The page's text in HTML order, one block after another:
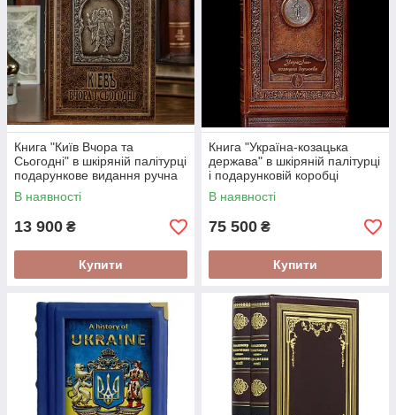
Книга "Київ Вчора та
Сьогодні" в шкіряній палітурці
подарункове видання ручна
робота
В наявності
13 900 ₴
Купити
Книга "Україна-козацька
держава" в шкіряній палітурці
і подарунковій коробці
В наявності
75 500 ₴
Купити